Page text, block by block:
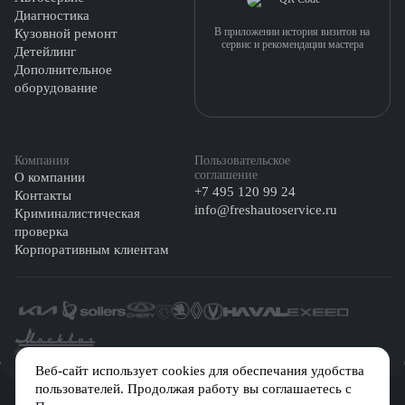
Веб-сайт использует cookies для обеспечания удобства
пользователей. Продолжая работу вы соглашаетесь с
Диагностика
Кузовной ремонт
Детейлинг
Дополнительное
оборудование
Компания
О компании
Контакты
Криминалистическая
проверка
Корпоративным клиентам
Пользовательское
соглашение
+7 495 120 99 24
info@freshautoservice.ru
В приложении история визитов на
сервис и рекомендации мастера
©️ 2026 Fresh Auto
Сетевое издание «Первый автомобильный маркетплейс» зарегистрировано